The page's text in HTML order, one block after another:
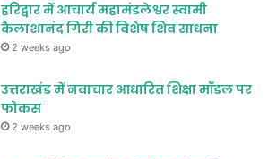
हरिद्वार में आचार्य महामंडलेश्वर स्वामी
कैलाशानंद गिरी की विशेष शिव साधना
2 weeks ago
उत्तराखंड में नवाचार आधारित शिक्षा मॉडल पर
फोकस
2 weeks ago